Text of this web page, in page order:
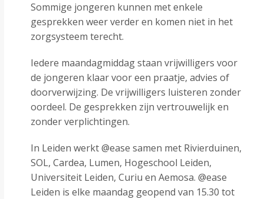
Sommige jongeren kunnen met enkele
gesprekken weer verder en komen niet in het
zorgsysteem terecht.
Iedere maandagmiddag staan vrijwilligers voor
de jongeren klaar voor een praatje, advies of
doorverwijzing. De vrijwilligers luisteren zonder
oordeel. De gesprekken zijn vertrouwelijk en
zonder verplichtingen.
In Leiden werkt @ease samen met Rivierduinen,
SOL, Cardea, Lumen, Hogeschool Leiden,
Universiteit Leiden, Curiu en Aemosa. @ease
Leiden is elke maandag geopend van 15.30 tot